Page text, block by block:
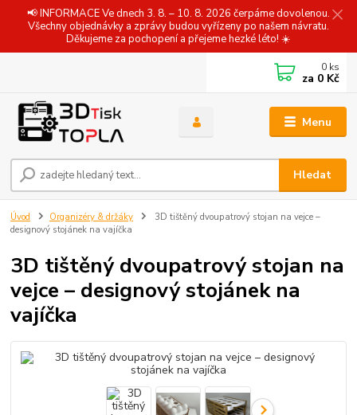
📢 INFORMACE Ve dnech 3. 8. – 10. 8. 2026 čerpáme dovolenou.
Všechny objednávky a zprávy budou vyřízeny po našem návratu.
Děkujeme za pochopení a přejeme hezké léto! ☀️
Menu
Hledat
0 ks
za 0 Kč
Úvod Organizéry & držáky
3D tištěný dvoupatrový stojan na vejce –
designový stojánek na vajíčka
3D tištěný dvoupatrový stojan na
vejce – designový stojánek na
vajíčka